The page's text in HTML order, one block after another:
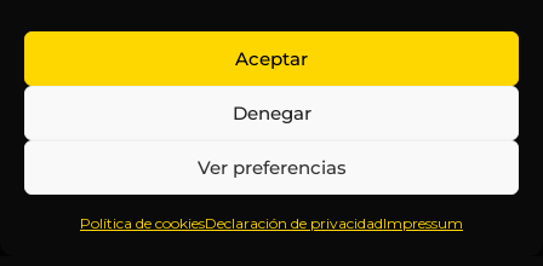
Aceptar
Denegar
Ver preferencias
Política de cookiesDeclaración de privacidadImpressum
Inteligencia
Anticipándonos
EXPLORA
Inicio
Sobre
Contenido
Webinars
LEGAL
Política
de
Términos y
Aviso
SÍGUENOS